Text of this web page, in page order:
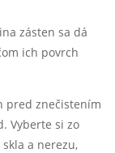
zásten sa dá
ich povrch
pred znečistením
Vyberte si zo
a nerezu,